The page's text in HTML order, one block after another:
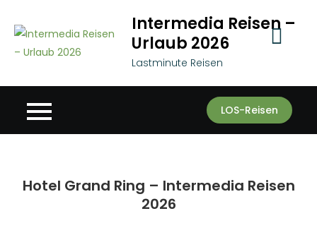
content
Intermedia Reisen –
Urlaub 2026
Lastminute Reisen
LOS-Reisen
Hotel Grand Ring – Intermedia Reisen
2026